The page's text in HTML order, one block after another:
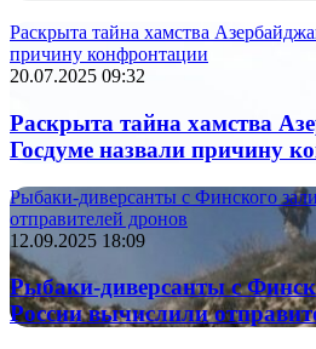
Раскрыта тайна хамства
причину конфронтации
20.07.2025 09:32
Раскрыта тайна хамства
Госдуме назвали причину
Рыбаки-диверсанты с Финского
отправителей дронов
12.09.2025 18:09
Рыбаки-диверсанты с
России вычислили